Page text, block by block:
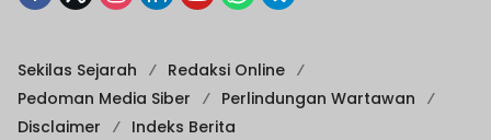
Sekilas Sejarah
Redaksi Online
Pedoman Media Siber
Perlindungan Wartawan
Disclaimer
Indeks Berita